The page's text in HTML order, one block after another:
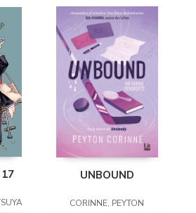
UNBOUND
CORINNE, PEYTON